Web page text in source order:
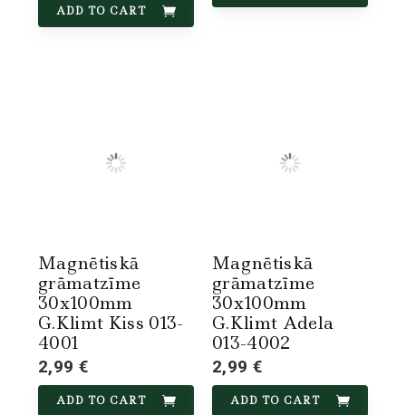
ADD TO CART
Magnētiskā
grāmatzīme
30x100mm
G.Klimt Kiss 013-
4001
2,99 €
ADD TO CART
Magnētiskā
grāmatzīme
30x100mm
G.Klimt Adela
013-4002
2,99 €
ADD TO CART